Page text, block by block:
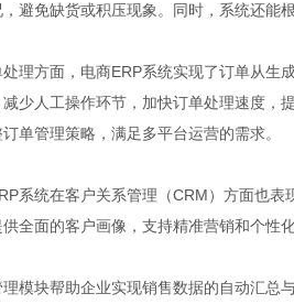
，避免缺货或积压现象。同时，系统还能
理方面，电商ERP系统实现了订单从生
少人工操作环节，加快订单处理速度，
单管理策略，满足多平台运营的需求。
系统在客户关系管理（CRM）方面也
全面的客户画像，支持精准营销和个性
模块帮助企业实现销售数据的自动汇总